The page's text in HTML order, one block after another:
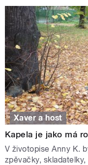
Xaver a host
Kapela je jako má
V životopise Anny K.
zpěvačky,